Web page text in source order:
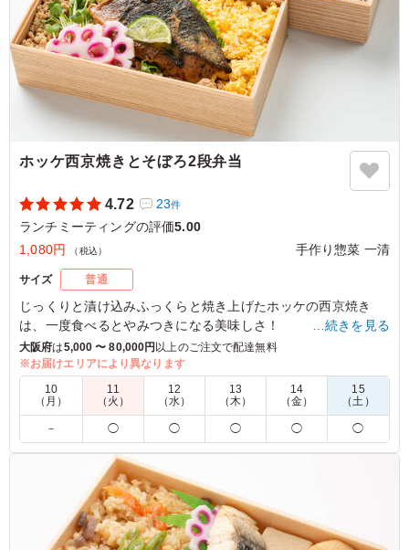
京都府乙訓郡大山崎町大山崎2025/04/11
ホッケ西京焼きとそぼろ2段弁当
4.72 23件
ランチミーティングの評価5.00
1,080円
（税込） 手作り惣菜 一清
サイズ 普通
じっくりと漬け込みふっくらと焼き上げたホッケの西京焼き
は、一度食べるとやみつきになる美味しさ！
たっぷりの手作り総菜と、特製のそぼろご飯でお楽しみ下さ
い。
※夏季や時期、気候により食の安全を考慮し、傷みやすい食材
を別の内容に変更させていただく場合がございます。
前田硝子株式会社
お魚とそぼろが最高でした
ご利用シーン：会議・セミナー›ランチミーティング
大阪府大阪市北区中崎2026/08/05
…続きを見る
大阪府は5,000 〜 80,000円以上のご注文で配達無料
※お届けエリアにより異なります
10
（月）
11
（火）
12
（水）
13
（木）
14
（金）
15
（土）
－ ◯ ◯ ◯ ◯ ◯